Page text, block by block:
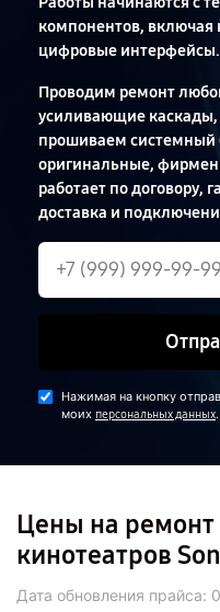
компонентов,
цифровые интерфейсы.
Проводим ремонт
усиливающие
прошиваем системный
оригинальные,
работает по договору,
доставка и
Нажимая на кнопку
моих персональных данных.
Цены на
кинотеатров
Дата обновления прайса: